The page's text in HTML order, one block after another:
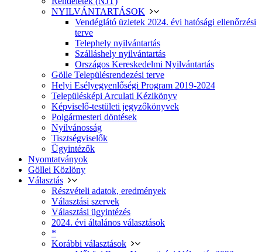
NYILVÁNTARTÁSOK
Vendéglátó üzletek 2024. évi hatósági ellenőrzési
terve
Telephely nyilvántartás
Szálláshely nyilvántartás
Országos Kereskedelmi Nyilvántartás
Gölle Településrendezési terve
Helyi Esélyegyenlőségi Program 2019-2024
Településképi Arculati Kézikönyv
Képviselő-testületi jegyzőkönyvek
Polgármesteri döntések
Nyilvánosság
Tisztségviselők
Ügyintézők
Nyomtatványok
Göllei Közlöny
Választás
Részvételi adatok, eredmények
Választási szervek
Választási ügyintézés
2024. évi általános választások
*
Korábbi választások